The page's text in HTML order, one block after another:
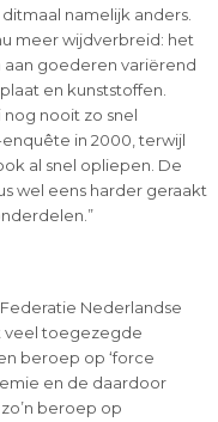
namelijk anders.
meer wijdverbreid: het
goederen variërend
en kunststoffen.
nooit zo snel
in 2000, terwijl
al snel opliepen. De
wel eens harder geraakt
Nederlandse
veel toegezegde
beroep op ‘force
en de daardoor
beroep op